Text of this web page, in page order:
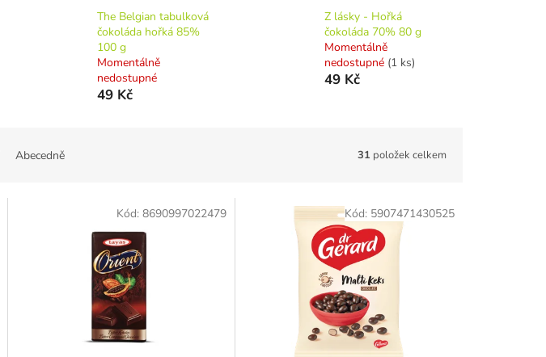
The Belgian tabulková
čokoláda hořká 85%
100 g
Momentálně
nedostupné
49 Kč
Z lásky - Hořká
čokoláda 70% 80 g
Momentálně
nedostupné (1 ks)
49 Kč
Abecedně 31 položek celkem
Kód: 8690997022479 Kód: 5907471430525